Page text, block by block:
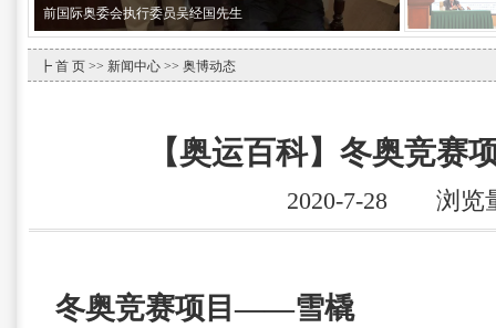
工智能与商业转型国际论坛——“AI赋能·奥运薪火”主题论坛
┣ 首 页 >> 新闻中心 >> 奥博动态
【奥运百科】冬奥竞
2020-7-28 浏览
冬奥竞赛项目——雪橇